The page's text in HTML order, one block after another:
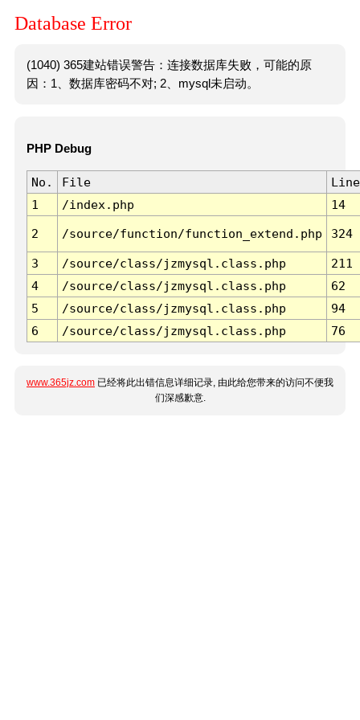
Database Error
(1040) 365建站错误警告：连接数据库失败，可能的原
因：1、数据库密码不对; 2、mysql未启动。
PHP Debug
No. File
Line
1
/index.php 14
2 /source/function/function_extend.php 324
3 /source/class/jzmysql.class.php
211
4
/source/class/jzmysql.class.php
62
5
/source/class/jzmysql.class.php
94
6
/source/class/jzmysql.class.php 76
www.365jz.com 已经将此出错信息详细记录, 由此给您带来的访问不便我
们深感歉意.